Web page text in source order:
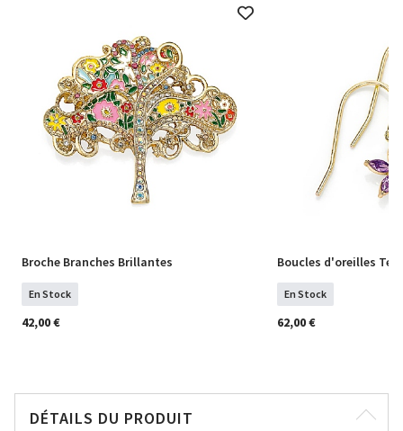
Broche Branches Brillantes
En Stock
42,00 €
Boucles d'oreilles
En Stock
62,00 €
DÉTAILS DU PRODUIT